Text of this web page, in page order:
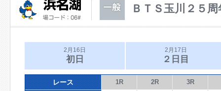
ＢＴＳ玉川２５
2月16日
初日
2月17日
２日目
レース 1R 2R 3R